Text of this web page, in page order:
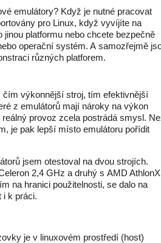
emulátory? Když je nutné pracovat
pro Linux, když vyvíjíte na
jinou platformu nebo chcete bezpečně
operační systém. A samozřejmě
různých platforem.
čím výkonnější stroj, tím efektivnější
z emulátorů mají nároky na výkon
provoz zcela postrádá smysl.
je pak lepší místo emulátoru pořídit
jsem otestoval na dvou strojích.
2,4 GHz a druhý s AMD
na hranici použitelnosti, se dalo na
i k práci.
je v linuxovém prostředí (host)